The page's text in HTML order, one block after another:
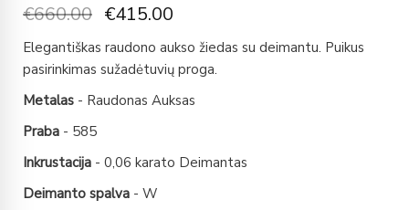
€660.00 €415.00
Elegantiškas raudono aukso žiedas su deimantu. Puikus
pasirinkimas sužadėtuvių proga.
Metalas - Raudonas Auksas
Praba - 585
Inkrustacija - 0,06 karato Deimantas
Deimanto spalva - W